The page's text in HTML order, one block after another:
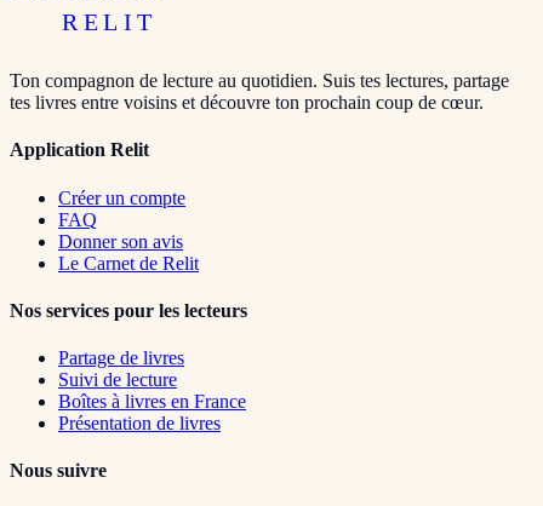
RELIT
Ton compagnon de lecture au quotidien. Suis tes lectures, partage
tes livres entre voisins et découvre ton prochain coup de cœur.
Application Relit
Créer un compte
FAQ
Donner son avis
Le Carnet de Relit
Nos services pour les lecteurs
Partage de livres
Suivi de lecture
Boîtes à livres en France
Présentation de livres
Nous suivre